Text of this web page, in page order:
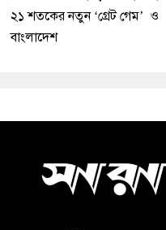
২১ শতকের নতুন ‘গ্রেট গেম’ ও
বাংলাদেশ